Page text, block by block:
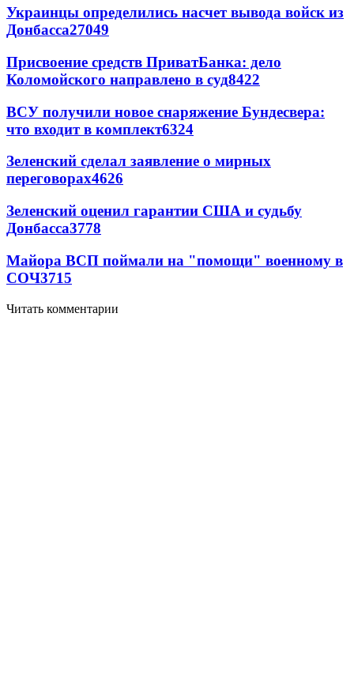
Украинцы определились насчет вывода войск из
Донбасса27049
Присвоение средств ПриватБанка: дело
Коломойского направлено в суд8422
ВСУ получили новое снаряжение Бундесвера:
что входит в комплект6324
Зеленский сделал заявление о мирных
переговорах4626
Зеленский оценил гарантии США и судьбу
Донбасса3778
Майора ВСП поймали на "помощи" военному в
СОЧ3715
Читать комментарии